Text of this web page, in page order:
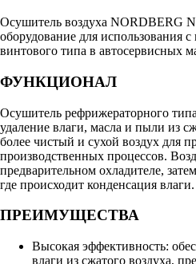
Осушитель воздуха NORDBERG
оборудование для использования
винтового типа в автосервисных
ФУНКЦИОНАЛ
Осушитель рефрижераторного
удаление влаги, масла и пыли из
более чистый и сухой воздух для
производственных процессов.
предварительном охладителе,
где происходит конденсация влаги.
ПРЕИМУЩЕСТВА
Высокая эффективность:
влаги из сжатого воздуха,